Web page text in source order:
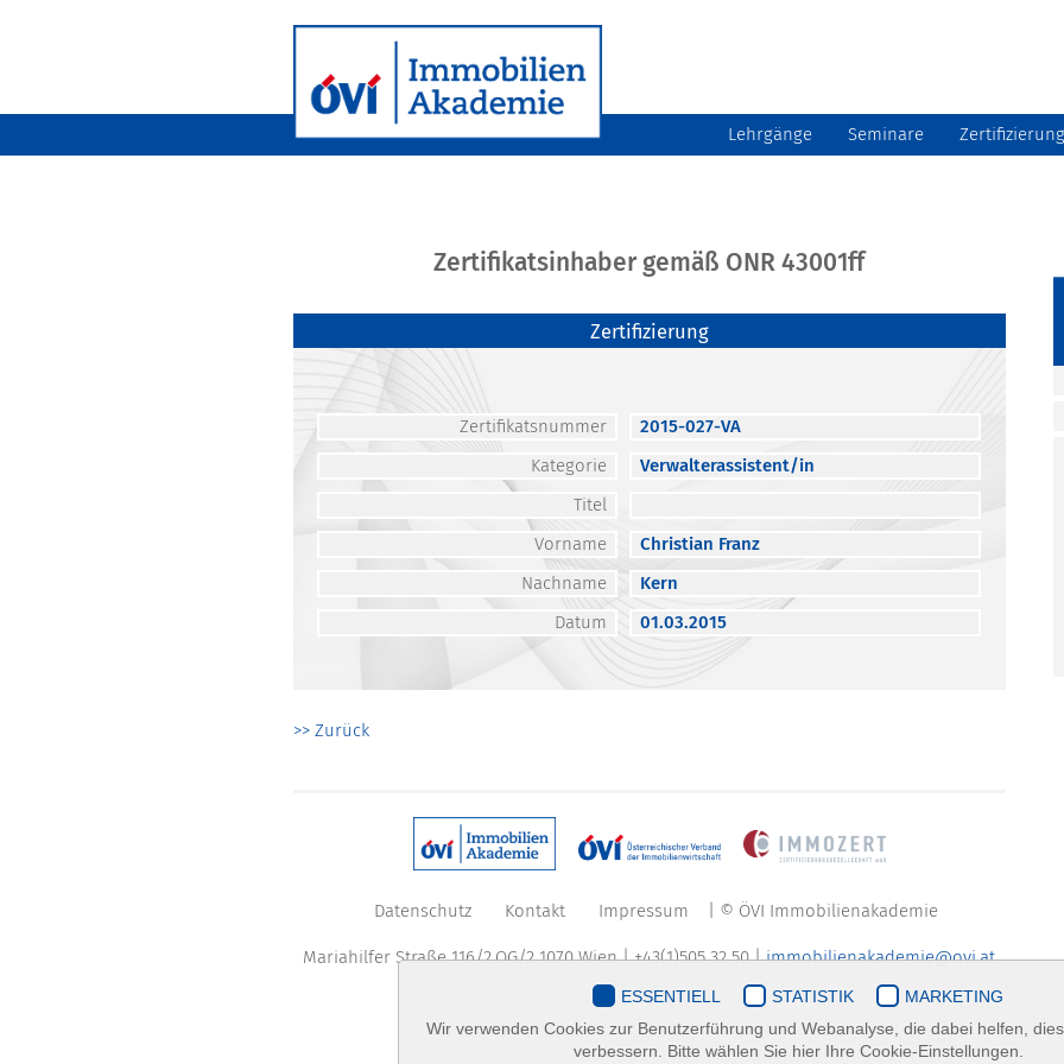
Lehrgänge Seminare Zertifizierung
Zertifikatsinhaber gemäß ONR 43001ff
Zertifizierung
Zertifikatsnummer
2015-027-VA
Kategorie
Verwalterassistent/in
Titel
Vorname
Christian Franz
Nachname
Kern
Datum
01.03.2015
>> Zurück
Datenschutz Kontakt Impressum | © ÖVI Immobilienakademie
Mariahilfer Straße 116/2.OG/2 1070 Wien | +43(1)505 32 50 |immobilienakademie@ovi.at
ESSENTIELL STATISTIK
MARKETING
Wir verwenden Cookies zur Benutzerführung und Webanalyse, die dabei helfen,
verbessern. Bitte wählen Sie hier Ihre Cookie-Einstellungen.